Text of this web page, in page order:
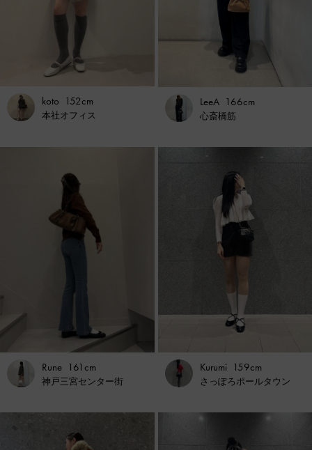
koto 152cm
本社オフィス
LeeA 166cm
心斎橋筋
Rune 161cm
神戸三宮センター街
Kurumi 159cm
さっぽろポールタウン